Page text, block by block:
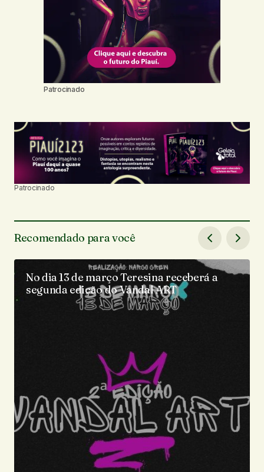
Patrocinado
Patrocinado
Recomendado para você
No dia 13 de março Teresina receberá a
segunda edição do Vandal ART